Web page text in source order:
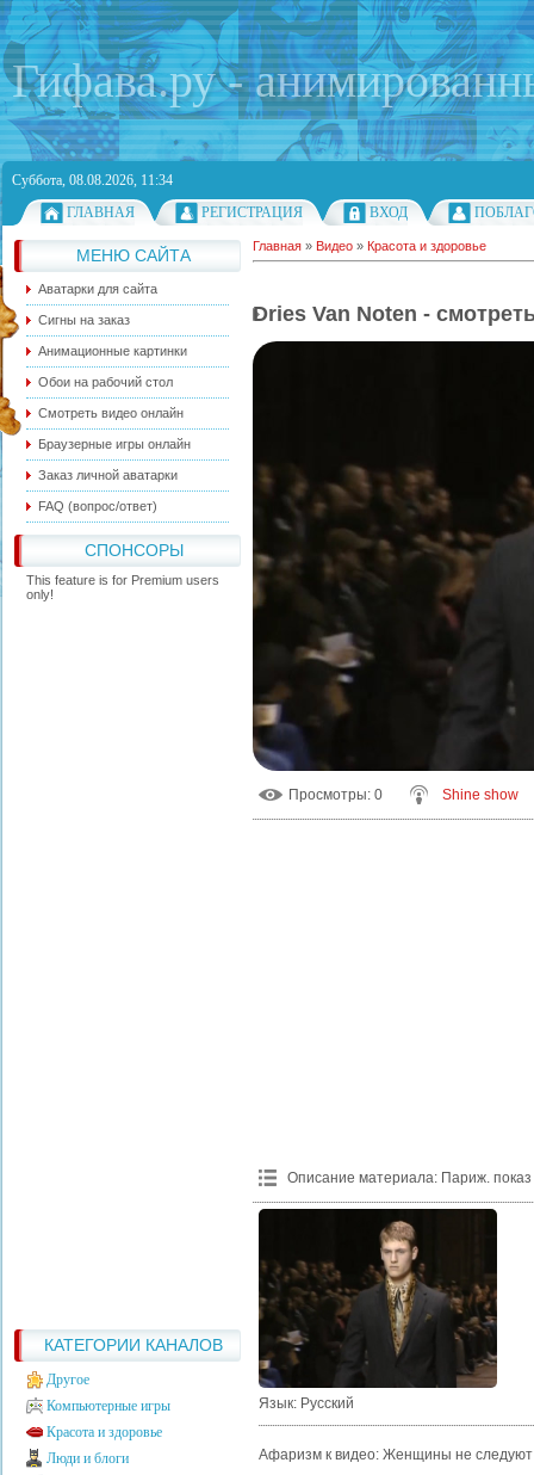
Гифава.ру -
Суббота, 08.08.2026, 11:34
ГЛАВНАЯ
РЕГИСТРАЦИЯ ВХОД
МЕНЮ САЙТА
Аватарки для сайта
Сигны на заказ
Анимационные картинки
Обои на рабочий стол
Смотреть видео онлайн
Браузерные игры онлайн
Заказ личной аватарки
FAQ (вопрос/ответ)
СПОНСОРЫ
This feature is for Premium users
only!
КАТЕГОРИИ КАНАЛОВ
Другое
Компьютерные игры
Красота и здоровье
Люди и блоги
Главная » Видео » Красота и здоровье
Dries Van Noten -
Просмотры: 0 Shine show
Описание материала: Париж.
Язык: Русский
Афаризм к видео: Женщины не